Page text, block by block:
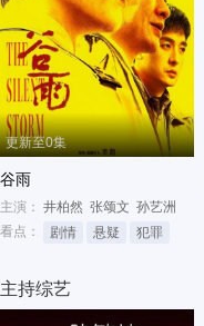
更新至0集
谷雨
主演： 井柏然 张颂文 孙艺洲
看点：
剧情 悬疑 犯罪
主持综艺